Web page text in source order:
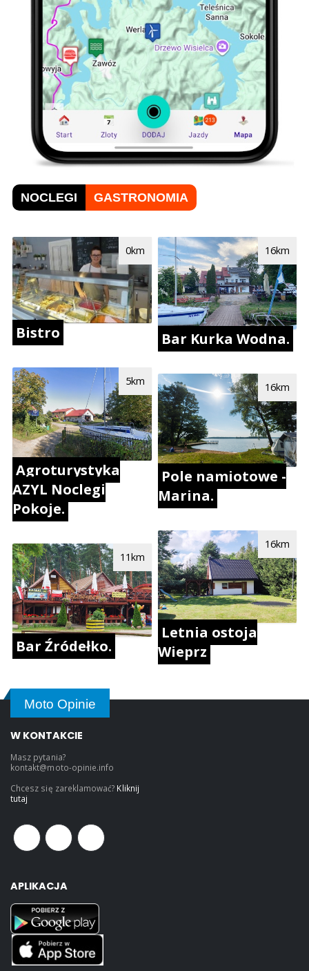
NOCLEGI GASTRONOMIA
Bistro
0km
Agroturystyka
AZYL Noclegi
Pokoje.
5km
Bar Źródełko.
11km
Bar Kurka Wodna.
16km
Pole namiotowe -
Marina.
16km
Letnia ostoja
Wieprz
16km
Moto Opinie
W KONTAKCIE
Masz pytania?
kontakt@moto-opinie.info
Chcesz się zareklamować? Kliknij
tutaj
APLIKACJA